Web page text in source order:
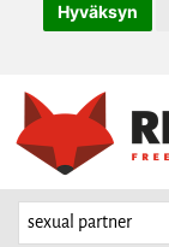
Hyväksyn